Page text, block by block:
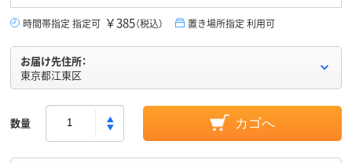
時間帯指定 指定可 ￥385（税込） 置き場所指定 利用可
お届け先住所：
東京都江東区
数量 カゴへ